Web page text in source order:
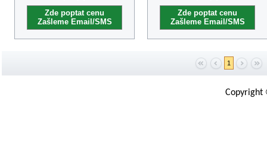
Zde poptat cenu
Zašleme Email/SMS
Zde poptat cenu
Zašleme Email/SMS
1
Copyright